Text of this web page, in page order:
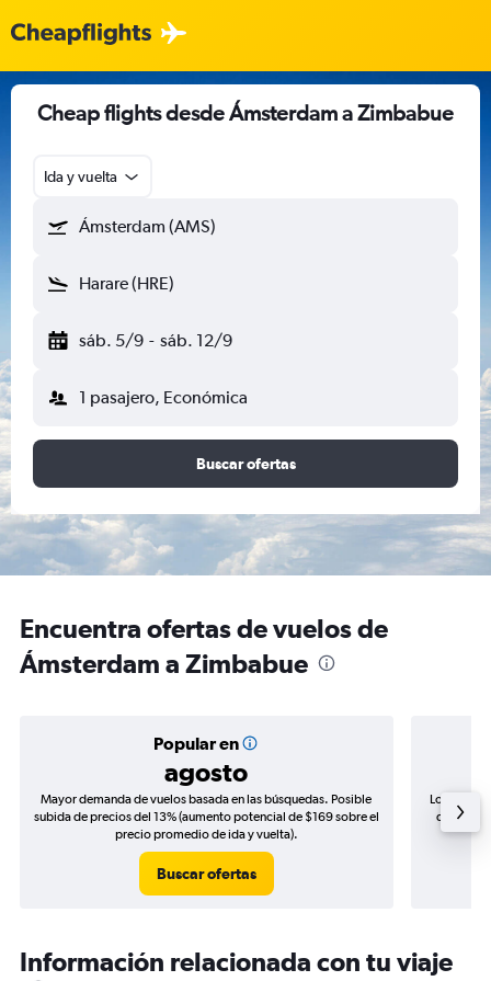
Cheap flights desde Ámsterdam a Zimbabue
Ida y vuelta
Ámsterdam (AMS)
Harare (HRE)
sáb. 5/9 - sáb. 12/9
1 pasajero, Económica
Buscar ofertas
Encuentra ofertas de vuelos de
Ámsterdam a Zimbabue
Popular en
agosto
Mayor demanda de vuelos basada en las búsquedas. Posible
subida de precios del 13% (aumento potencial de $169 sobre el
precio promedio de ida y vuelta).
Buscar ofertas
Los
de
Información relacionada con tu viaje